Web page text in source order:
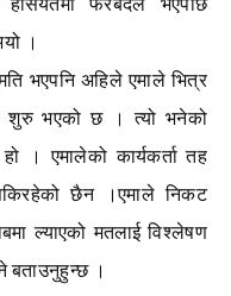
फेरबदल भएपछि
।
भएपनि अहिले एमाले भित्र
शुरु भएको छ । त्यो भनेको
। एमालेको कार्यकर्ता तह
छैन ।एमाले निकट
ल्याएको मतलाई विश्लेषण
बताउनुहुन्छ ।